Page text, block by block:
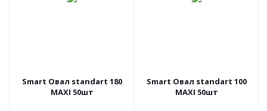
Smart Овал standart 180
MAXI 50шт
Smart Овал standart 100
MAXI 50шт